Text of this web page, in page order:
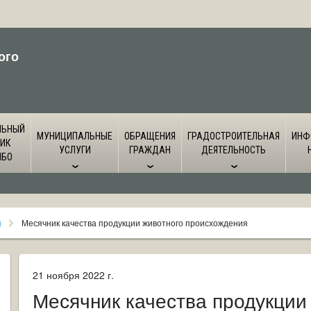
МУНИЦИПАЛЬНЫЕ
УСЛУГИ
ОБРАЩЕНИЯ
ГРАЖДАН
ГРАДОСТРОИТЕЛЬНАЯ
ДЕЯТЕЛЬНОСТЬ
Месячник качества продукции животного происхождения
21 ноября 2022 г.
Месячник качества